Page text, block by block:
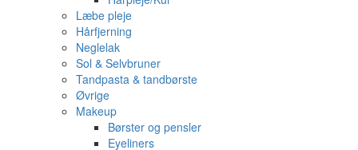
Læbe pleje
Hårfjerning
Neglelak
Sol & Selvbruner
Tandpasta & tandbørste
Øvrige
Makeup
Børster og pensler
Eyeliners